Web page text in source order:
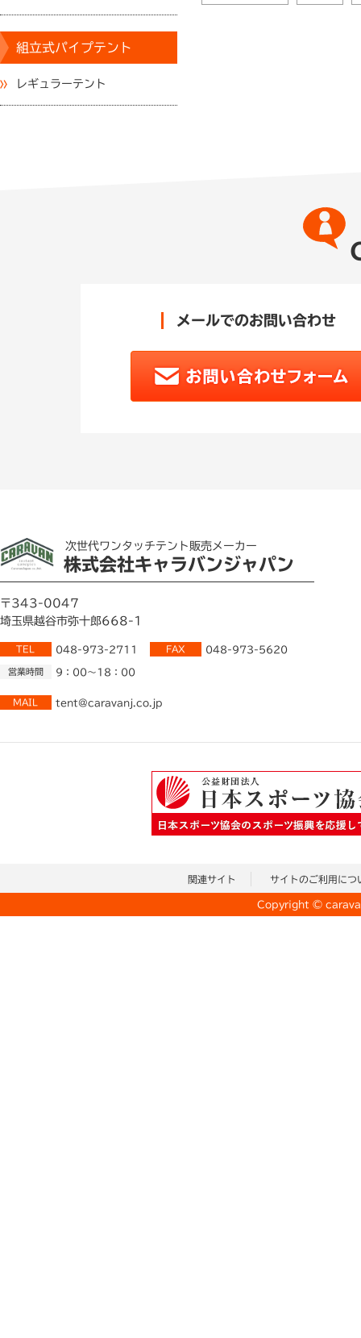
組立式パイプテント
レギュラーテント
メールでのお問い合わせ
次世代ワンタッチテント販売メーカー
株式会社キャラバンジャパン
〒343-0047
埼玉県越谷市弥十郎668-1
TEL 048-973-2711 FAX 048-973-5620
営業時間 9：00～18：00
MAIL tent@caravanj.co.jp
関連サイト サイトのご利用につ
Copyright ©